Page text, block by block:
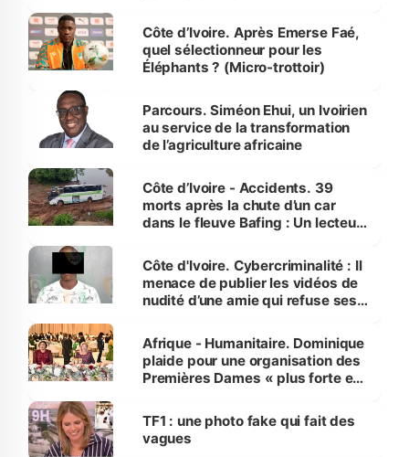
Côte d’Ivoire. Après Emerse Faé,
quel sélectionneur pour les
Éléphants ? (Micro-trottoir)
Parcours. Siméon Ehui, un Ivoirien
au service de la transformation
de l’agriculture africaine
Côte d’Ivoire - Accidents. 39
morts après la chute d’un car
dans le fleuve Bafing : Un lecteur
des Transports
Côte d'Ivoire. Cybercriminalité : Il
menace de publier les vidéos de
nudité d’une amie qui refuse ses
Afrique - Humanitaire. Dominique
plaide pour une organisation des
Premières Dames « plus forte et
sur la scène internationale »
TF1 : une photo fake qui fait des
vagues